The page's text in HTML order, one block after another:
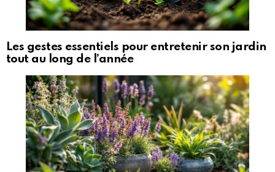
Les gestes essentiels pour entretenir son jardin
tout au long de l’année